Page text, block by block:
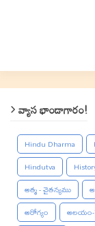
వ్యాస భాండాగారం!
Hindu Dharma
Hindutva
ఆత్మ - చైతన్యము
ఆరోగ్యం
ఆలయం-